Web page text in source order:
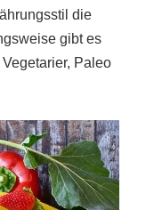
die
gibt es
Paleo